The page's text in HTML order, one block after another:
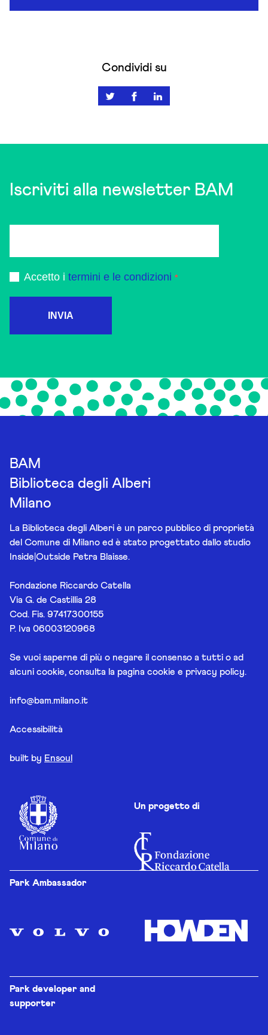
Condividi su
Iscriviti alla newsletter BAM
Accetto i termini e le condizioni
INVIA
BAM
Biblioteca degli Alberi
Milano
La Biblioteca degli Alberi è un parco pubblico di proprietà
del Comune di Milano ed è stato progettato dallo studio
Inside|Outside Petra Blaisse.
Fondazione Riccardo Catella
Via G. de Castillia 28
Cod. Fis. 97417300155
P. Iva 06003120968
Se vuoi saperne di più o negare il consenso a tutti o ad
alcuni cookie, consulta la pagina cookie e privacy policy.
info@bam.milano.it
Accessibilità
built by Ensoul
Un progetto di
Park Ambassador
Park developer and
supporter